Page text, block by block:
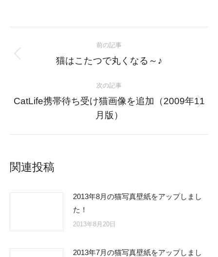
navigation
前の記事
Previous
猫はこたつで丸くなる～♪
次の記事
Next
post:
CatLife携帯待ち受け猫画像を追加（2009年11
月版）
関連投稿
2013年8月の猫写真壁紙をアップしまし
た！
2013年8月20日
2013年7月の猫写真壁紙をアップしまし